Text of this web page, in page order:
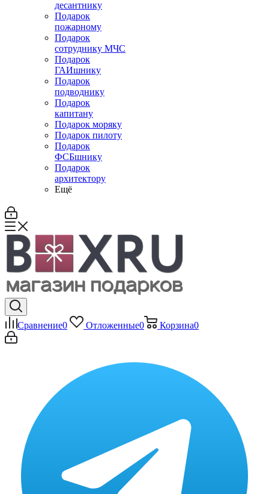
десантнику
Подарок
пожарному
Подарок
сотруднику МЧС
Подарок
ГАИшнику
Подарок
подводнику
Подарок
капитану
Подарок моряку
Подарок пилоту
Подарок
ФСБшнику
Подарок
архитектору
Ещё
Сравнение0 Отложенные0 Корзина0